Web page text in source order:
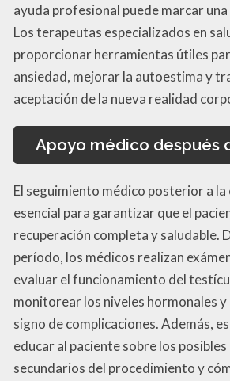
ayuda profesional puede marcar
Los terapeutas especializados en
proporcionar herramientas útiles
ansiedad, mejorar la autoestima y
aceptación de la nueva realidad
Apoyo médico después
El seguimiento médico posterior a
esencial para garantizar que el
recuperación completa y saludable.
período, los médicos realizan
evaluar el funcionamiento del
monitorear los niveles hormonales
signo de complicaciones. Además,
educar al paciente sobre los
secundarios del procedimiento y